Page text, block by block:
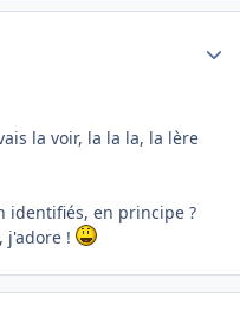
la voir, la la la, la lère
identifiés, en principe ?
j'adore !